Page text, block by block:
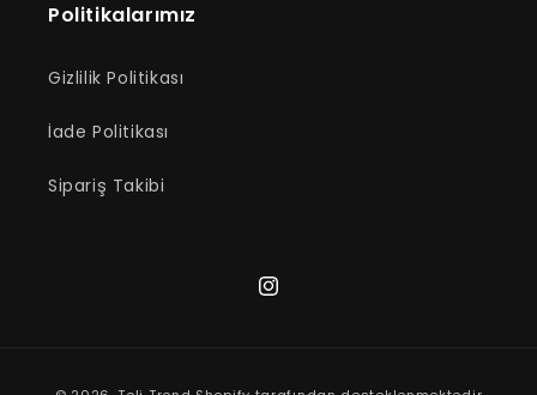
Politikalarımız
Gizlilik Politikası
İade Politikası
Sipariş Takibi
Instagram